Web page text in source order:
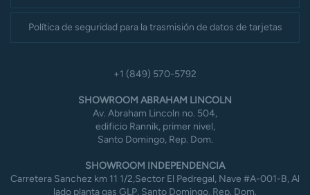
Política de seguridad para la trasmisión de datos de tarjetas
+1 (849) 570-5792
SHOWROOM ABRAHAM LINCOLN
Av. Abraham Lincoln no. 504,
edificio Rannik, primer nivel,
Santo Domingo, Rep. Dom.
SHOWROOM INDEPENDENCIA
Carretera Sanchez km 11 1/2,Sector El Pedregal, Nave #A-001-B, Al
lado planta gas GLP, Santo Domingo, Rep. Dom.